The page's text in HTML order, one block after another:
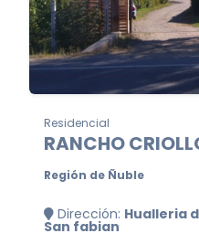
Residencial
RANCHO
Región de Ñuble
Dirección: Hualleria
San fabian